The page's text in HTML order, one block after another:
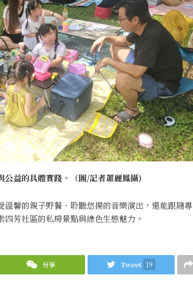
益的具體實踐。（圖/記者蕭麗鳳攝)
馨的親子野餐、聆聽悠揚的音樂演出，還能跟隨專
芳社區的私房景點與綠色生態魅力。
分享 Tweet 19